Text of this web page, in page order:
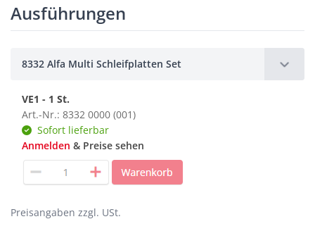
Ausführungen
8332 Alfa Multi Schleifplatten Set
VE1 - 1 St.
Art.-Nr.: 8332 0000 (001)
Sofort lieferbar
Anmelden & Preise sehen
Preisangaben zzgl. USt.